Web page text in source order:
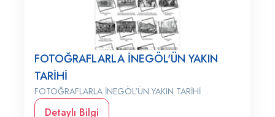
FOTOĞRAFLARLA İNEGÖL'ÜN YAKIN
TARİHİ
FOTOĞRAFLARLA İNEGÖL'ÜN YAKIN TARİHİ ...
Detaylı Bilgi